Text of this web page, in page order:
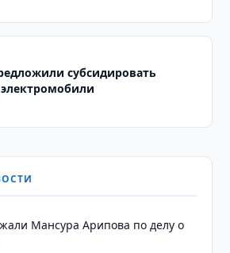
субсидировать
Мансура Арипова по делу о